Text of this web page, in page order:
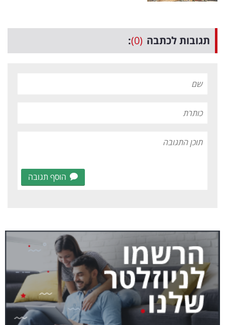
תגובות לכתבה (0)
:
הוסף תגובה